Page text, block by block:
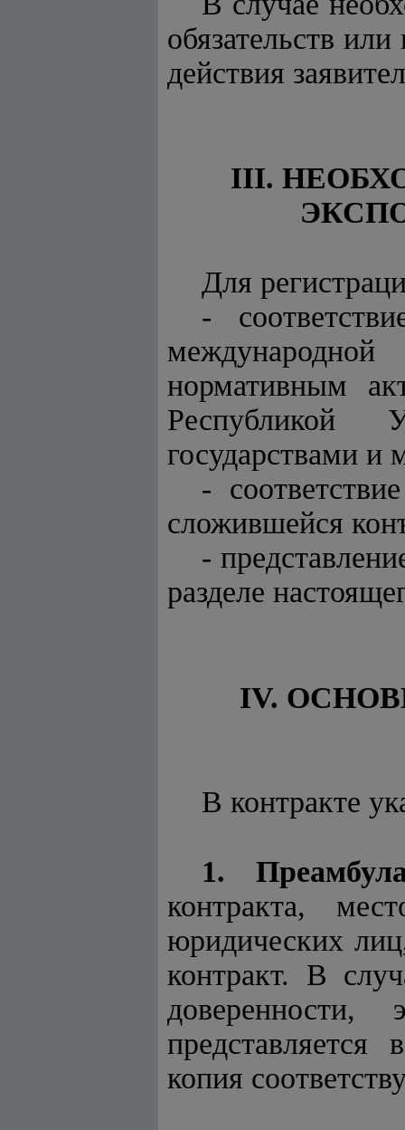
обязательств
действия
III.
Для
-
нормативным
Республикой
государствами и
-
сложившейся
-
разделе
IV.
В контракте
1.
контракта,
юридических
контракт. В
копия